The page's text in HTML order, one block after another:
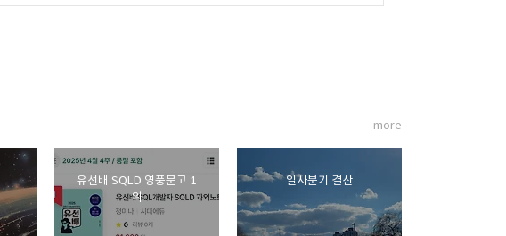
유선배 SQLD 영풍문고 1
위
일사분기 결산
more